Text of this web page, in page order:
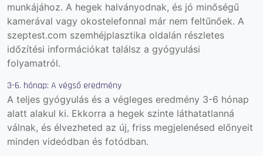
munkájához. A hegek halványodnak, és jó minőségű
kamerával vagy okostelefonnal már nem feltűnőek. A
szeptest.com szemhéjplasztika oldalán részletes
időzítési információkat találsz a gyógyulási
folyamatról.
3-6. hónap: A végső eredmény
A teljes gyógyulás és a végleges eredmény 3-6 hónap
alatt alakul ki. Ekkorra a hegek szinte láthatatlanná
válnak, és élvezheted az új, friss megjelenésed előnyeit
minden videódban és fotódban.